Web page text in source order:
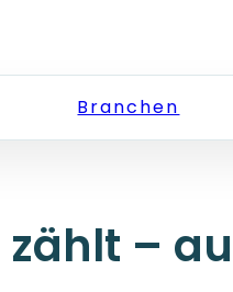
Branchen
zählt –